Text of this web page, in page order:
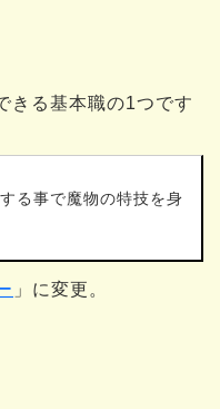
きる基本職の1つです
る事で魔物の特技を身
」に変更。